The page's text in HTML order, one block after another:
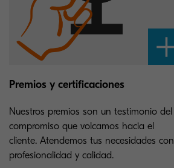
Premios y certificaciones
Nuestros premios son un testimonio del
compromiso que volcamos hacia el
cliente. Atendemos tus necesidades con
profesionalidad y calidad.